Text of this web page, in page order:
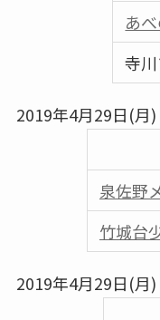
あ
寺
2019年4月29日(月)
泉佐野
竹城台
2019年4月29日(月)